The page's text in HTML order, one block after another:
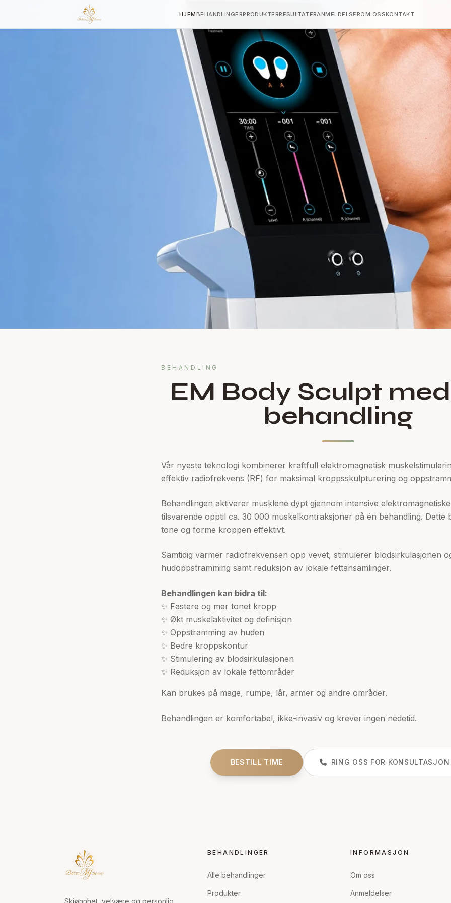
HJEMBEHANDLINGERPRODUKTERRESULTATERANMELDELSEROM OSSKONTAKT
BEHANDLING
EM Body Sculpt
behandling
Vår nyeste teknologi kombinerer kraftfull elektromagnetisk
effektiv radiofrekvens (RF) for maksimal kroppsskulpturering og
Behandlingen aktiverer musklene dypt gjennom intensive
tilsvarende opptil ca. 30 000 muskelkontraksjoner på én behandling. Dette
tone og forme kroppen effektivt.
Samtidig varmer radiofrekvensen opp vevet, stimulerer blodsirkulasjonen
hudoppstramming samt reduksjon av lokale fettansamlinger.
Behandlingen kan bidra til:
✨ Fastere og mer tonet kropp
✨ Økt muskelaktivitet og definisjon
✨ Oppstramming av huden
✨ Bedre kroppskontur
✨ Stimulering av blodsirkulasjonen
✨ Reduksjon av lokale fettområder
Kan brukes på mage, rumpe, lår, armer og andre områder.
Behandlingen er komfortabel, ikke-invasiv og krever ingen nedetid.
BESTILL TIME RING OSS FOR KONSULTASJON
Skjønnhet, velvære og personlig
BEHANDLINGER
Alle behandlinger
Produkter
INFORMASJON
Om oss
Anmeldelser